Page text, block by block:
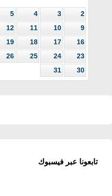
2
3
4
5
9
10
11
12
16
17
18
19
23
24
25
26
30
31
تابعونا عبر فيسبوك